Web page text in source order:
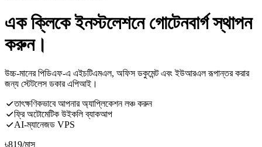
এক ক্লিকে ইনস্টলেশনে গোটেনবার্গ স্থাপন
করুন।
উচ্চ-মানের পিডিএফ-এ এইচটিএমএল, অফিস ডকুমেন্ট এবং ইউআরএল রূপান্তর করার
জন্য স্টেটলেস ডকার এপিআই।
তাৎক্ষণিকভাবে আপনার অ্যাপ্লিকেশন লঞ্চ করুন
ফ্রি অটোমেটিক উইকলি ব্যাকআপ
AI-ম্যানেজড VPS
৳819/মাস